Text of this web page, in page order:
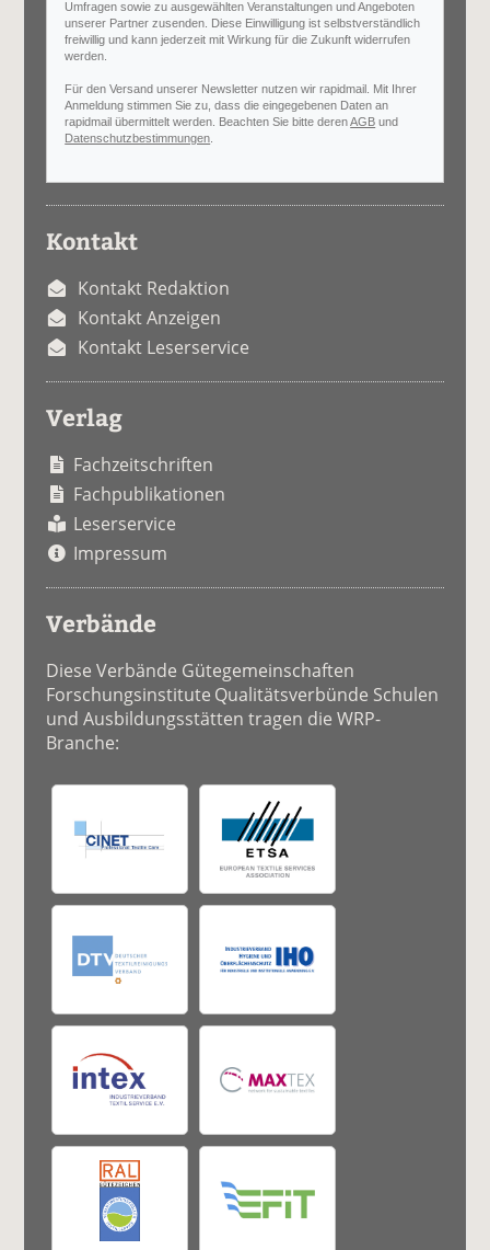
Umfragen sowie zu ausgewählten Veranstaltungen und Angeboten
unserer Partner zusenden. Diese Einwilligung ist selbstverständlich
freiwillig und kann jederzeit mit Wirkung für die Zukunft widerrufen
werden.
Für den Versand unserer Newsletter nutzen wir rapidmail. Mit Ihrer
Anmeldung stimmen Sie zu, dass die eingegebenen Daten an
rapidmail übermittelt werden. Beachten Sie bitte derenAGB und
Datenschutzbestimmungen
Kontakt
Kontakt Redaktion
Kontakt Anzeigen
Kontakt Leserservice
Verlag
Fachzeitschriften
Fachpublikationen
Leserservice
Impressum
Verbände
Diese Verbände Gütegemeinschaften
Forschungsinstitute Qualitätsverbünde Schulen
und Ausbildungsstätten tragen die WRP-
Branche: